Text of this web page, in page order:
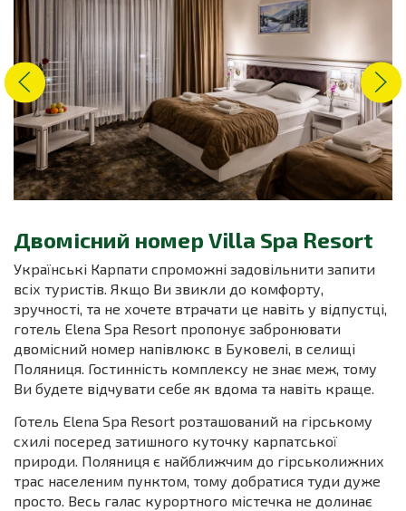
Двомісний номер Villa Spa Resort
Українські Карпати спроможні задовільнити запити
всіх туристів. Якщо Ви звикли до комфорту,
зручності, та не хочете втрачати це навіть у відпустці,
готель Elena Spa Resort пропонує забронювати
двомісний номер напівлюкс в Буковелі, в селищі
Поляниця. Гостинність комплексу не знає меж, тому
Ви будете відчувати себе як вдома та навіть краще.
Готель Elena Spa Resort розташований на гірському
схилі посеред затишного куточку карпатської
природи. Поляниця є найближчим до гірськолижних
трас населеним пунктом, тому добратися туди дуже
просто. Весь галас курортного містечка не долинає